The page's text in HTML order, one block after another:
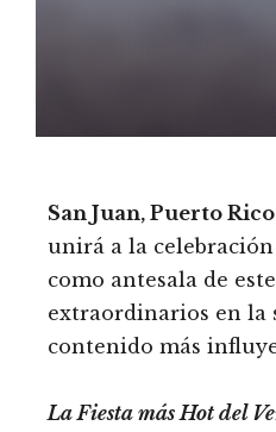
San Juan, Puerto
unirá a la celebración
como antesala de
extraordinarios en la
contenido más
La Fiesta más Hot del